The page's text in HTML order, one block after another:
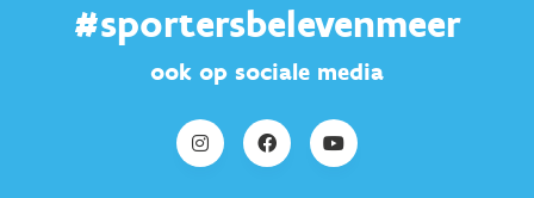
#sportersbelevenmeer
ook op sociale media